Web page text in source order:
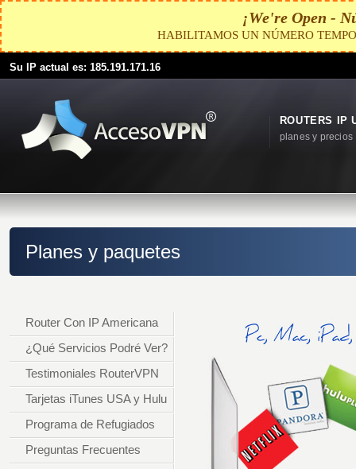
¡We're Open -
HABILITAMOS UN NÚMERO
Su IP actual es: 185.191.171.16
ROUTERS IP
planes y precios
Planes y paquetes
Router Con IP Americana
¿Qué Servicios Podré Ver?
Testimoniales RouterVPN
Tarjetas iTunes USA y Hulu
Programa de Refugiados
Preguntas Frecuentes